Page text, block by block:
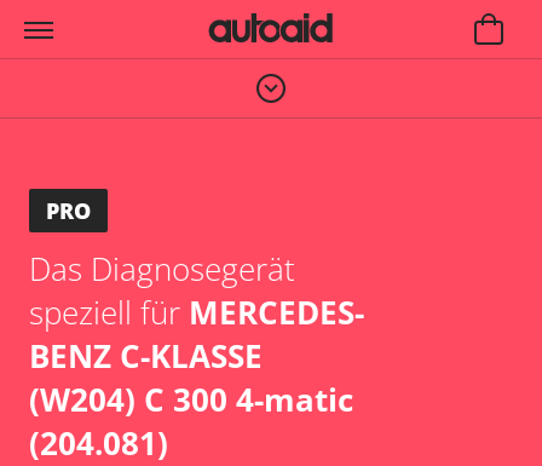
PRO
Das Diagnosegerät
speziell für MERCEDES-
BENZ C-KLASSE
(W204) C 300 4-matic
(204.081)